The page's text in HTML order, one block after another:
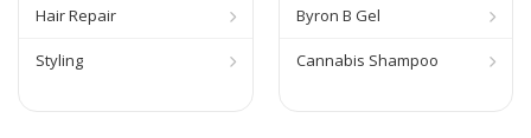
Hair Repair
Styling
Byron B Gel
Cannabis Shampoo